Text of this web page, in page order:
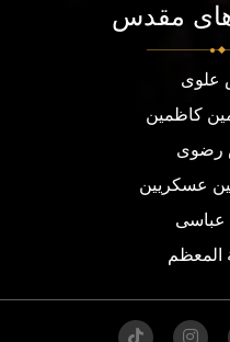
مقدس
علوی
کاظمین
رضوی
عسکریین
عباسی
المعظم